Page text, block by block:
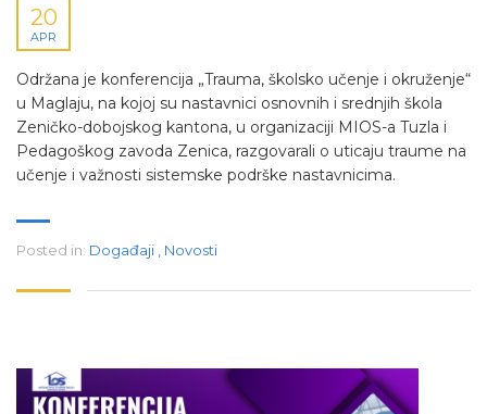
20
APR
Održana je konferencija „Trauma, školsko učenje i okruženje“
u Maglaju, na kojoj su nastavnici osnovnih i srednjih škola
Zeničko-dobojskog kantona, u organizaciji MIOS-a Tuzla i
Pedagoškog zavoda Zenica, razgovarali o uticaju traume na
učenje i važnosti sistemske podrške nastavnicima.
Posted in: Događaji Novosti